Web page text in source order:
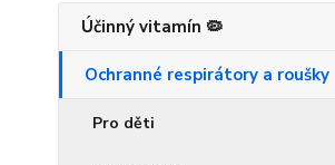
Účinný vitamín 🦠
Ochranné respirátory a roušky
Pro děti